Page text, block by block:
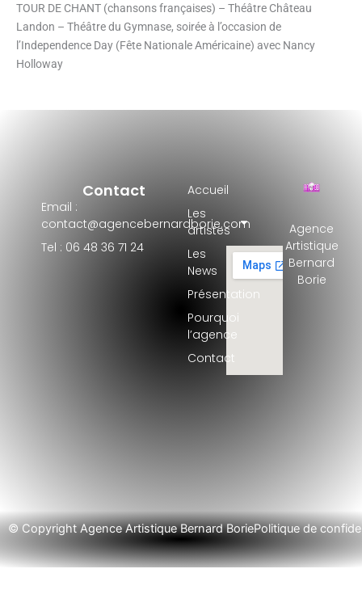
TOUR DE CHANT (chansons françaises) – Théâtre Château
Landon – Théâtre du Gymnase, soirée à l’occasion de
l’Independence Day (Fête Nationale Américaine) avec Nancy
Holloway
Agence
Artistique
Bernard
Borie
Contact
Email :
contact@agencebernardborie.com
Tel : 06 48 36 71 24
Accueil
Les
artistes
Les
News
Présentation
Pourquoi
l’agence
Contact
© Copyright Agence Artistique Bernard BoriePolitique de